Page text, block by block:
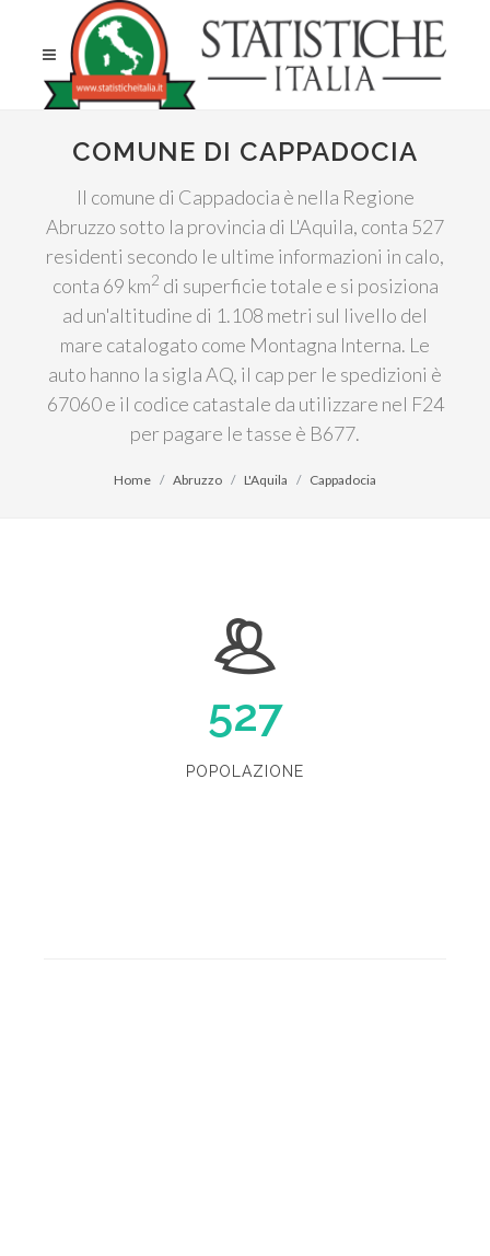
COMUNE DI CAPPADOCIA
Il comune di Cappadocia è nella Regione
Abruzzo sotto la provincia di L'Aquila, conta 527
residenti secondo le ultime informazioni in calo,
conta 69 km2 di superficie totale e si posiziona
ad un'altitudine di 1.108 metri sul livello del
mare catalogato come Montagna Interna. Le
auto hanno la sigla AQ, il cap per le spedizioni è
67060 e il codice catastale da utilizzare nel F24
per pagare le tasse è B677.
Home Abruzzo L'Aquila Cappadocia
527
POPOLAZIONE